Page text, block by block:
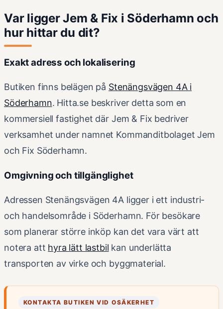
Var ligger Jem & Fix i Söderhamn och
hur hittar du dit?
Exakt adress och lokalisering
Butiken finns belägen på Stenängsvägen 4A i
Söderhamn. Hitta.se beskriver detta som en
kommersiell fastighet där Jem & Fix bedriver
verksamhet under namnet Kommanditbolaget Jem
och Fix Söderhamn.
Omgivning och tillgänglighet
Adressen Stenängsvägen 4A ligger i ett industri-
och handelsområde i Söderhamn. För besökare
som planerar större inköp kan det vara värt att
notera att hyra lätt lastbil kan underlätta
transporten av virke och byggmaterial.
KONTAKTA BUTIKEN VID OSÄKERHET